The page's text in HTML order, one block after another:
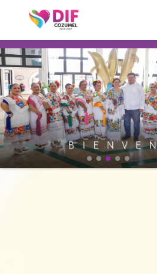
B I E N V E N